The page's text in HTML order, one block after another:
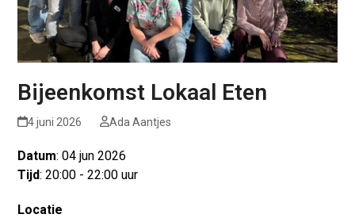
Bijeenkomst Lokaal Eten
4 juni 2026 Ada Aantjes
Datum: 04 jun 2026
Tijd: 20:00 - 22:00 uur
Locatie